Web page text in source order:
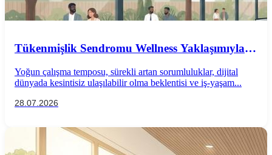
Tükenmişlik Sendromu Wellness Yaklaşımıyla
Yoğun çalışma temposu, sürekli artan sorumluluklar, dijital
dünyada kesintisiz ulaşılabilir olma beklentisi ve iş-yaşam...
28.07.2026